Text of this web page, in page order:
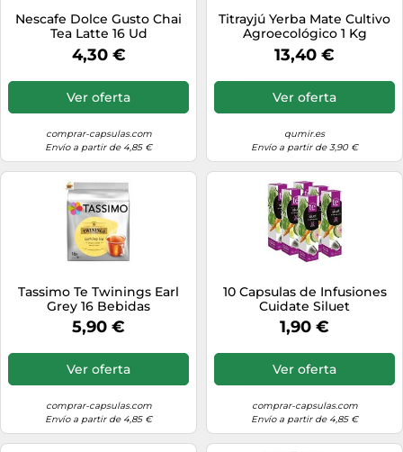
Nescafe Dolce Gusto Chai
Tea Latte 16 Ud
4,30 €
Ver oferta
comprar-capsulas.com
Envío a partir de 4,85 €
Titrayjú Yerba Mate Cultivo
Agroecológico 1 Kg
13,40 €
Ver oferta
qumir.es
Envío a partir de 3,90 €
Tassimo Te Twinings Earl
Grey 16 Bebidas
5,90 €
Ver oferta
comprar-capsulas.com
Envío a partir de 4,85 €
10 Capsulas de Infusiones
Cuidate Siluet
1,90 €
Ver oferta
comprar-capsulas.com
Envío a partir de 4,85 €